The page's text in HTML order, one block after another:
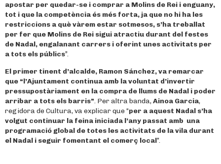
apostar per quedar-se i comprar a Molins de Rei i enguany,
tot i que la competència és més forta, ja que no hi ha les
restriccions a què vàrem estar sotmesos, s’ha treballat
per fer que Molins de Rei sigui atractiu durant del festes
de Nadal, engalanant carrers i oferint unes activitats per
a tots els públics”.
El primer tinent d’alcalde, Ramon Sánchez, va remarcar
que “l’Ajuntament continua amb la voluntat d’invertir
pressupostàriament en la compra de llums de Nadal i poder
arribar a tots els barris”. Per altra banda,Ainoa Garcia,
regidora de Cultura, va explicar que “per a aquest Nadal s’ha
volgut continuar la feina iniciada l’any passat amb una
programació global de totes les activitats de la vila durant
el Nadal i seguir fomentant el comerç local”.